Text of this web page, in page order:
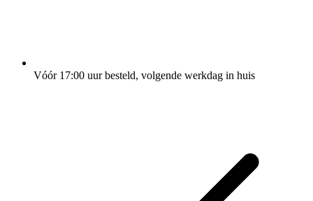
Vóór 17:00 uur besteld, volgende werkdag in huis